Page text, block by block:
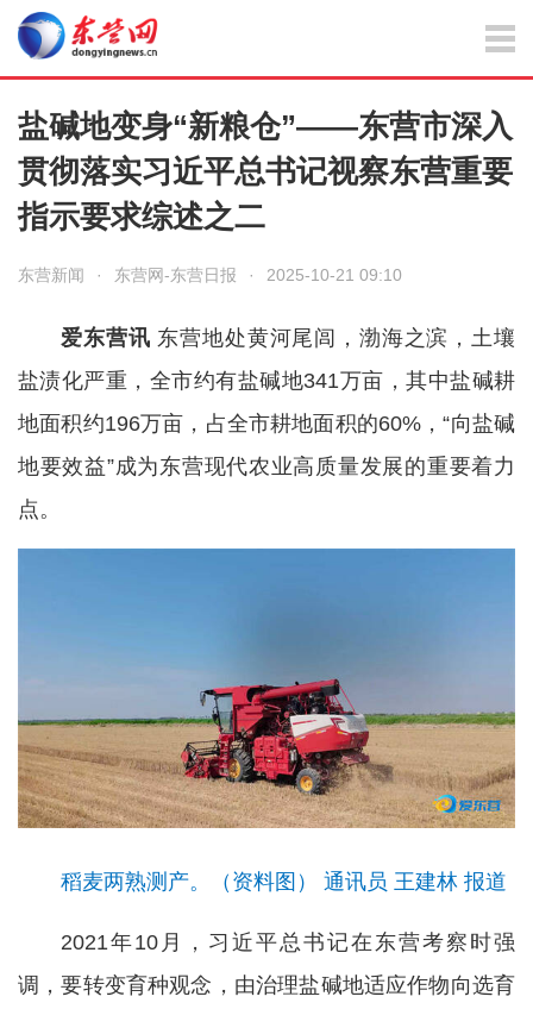
盐碱地变身“新粮仓”——东营市深入
贯彻落实习近平总书记视察东营重要
指示要求综述之二
东营新闻 · 东营网-东营日报 · 2025-10-21 09:10
爱东营讯 东营地处黄河尾闾，渤海之滨，土壤
盐渍化严重，全市约有盐碱地341万亩，其中盐碱耕
地面积约196万亩，占全市耕地面积的60%，“向盐碱
地要效益”成为东营现代农业高质量发展的重要着力
点。
稻麦两熟测产。（资料图） 通讯员 王建林 报道
2021年10月，习近平总书记在东营考察时强
调，要转变育种观念，由治理盐碱地适应作物向选育